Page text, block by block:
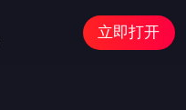
立即打开